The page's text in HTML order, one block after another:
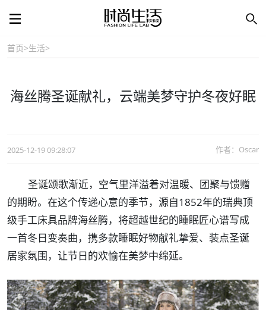
首页>生活>
海丝腾圣诞献礼，云端美梦守护冬夜好眠
2025-12-19 09:28:07 作者：Oscar
圣诞颂歌渐近，空气里洋溢着对温暖、团聚与馈赠
的期盼。在这个传递心意的季节，源自1852年的瑞典顶
级手工床具品牌海丝腾，将超越世纪的睡眠匠心谱写成
一首冬日变奏曲，携多款睡眠好物献礼挚爱、装点圣诞
居家氛围，让节日的欢愉在美梦中绵延。